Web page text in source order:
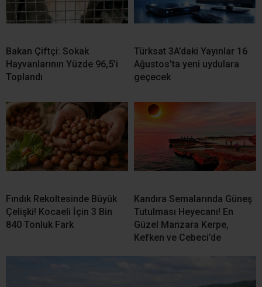
Bakan Çiftçi: Sokak
Hayvanlarının Yüzde 96,5’i
Toplandı
Türksat 3A’daki Yayınlar 16
Ağustos’ta yeni uydulara
geçecek
Fındık Rekoltesinde Büyük
Çelişki! Kocaeli İçin 3 Bin
840 Tonluk Fark
Kandıra Semalarında Güneş
Tutulması Heyecanı! En
Güzel Manzara Kerpe,
Kefken ve Cebeci’de